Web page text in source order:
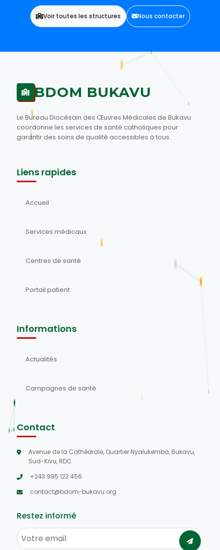
Voir toutes les structures Nous contacter
BDOM BUKAVU
Le Bureau Diocésain des Œuvres Médicales de Bukavu
coordonne les services de santé catholiques pour
garantir des soins de qualité accessibles à tous.
Liens rapides
Accueil
Services médicaux
Centres de santé
Portail patient
Informations
Actualités
Campagnes de santé
Contact
Avenue de la Cathédrale, Quartier Nyalukemba, Bukavu,
Sud-Kivu, RDC
+243 995 123 456
contact@bdom-bukavu.org
Restez informé